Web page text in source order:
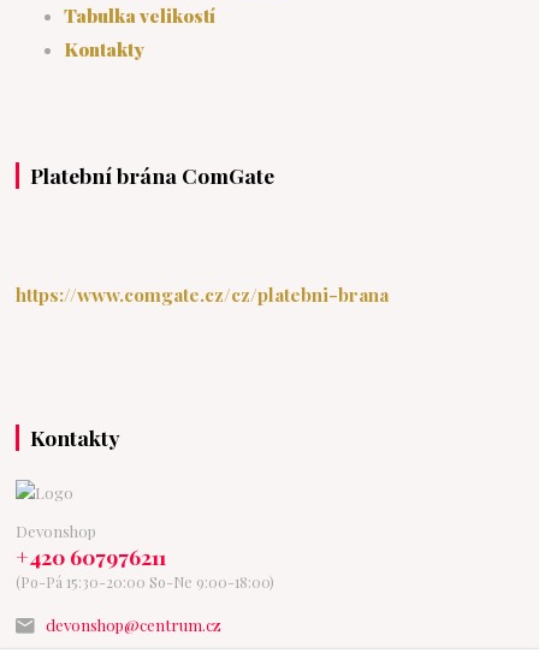
Tabulka velikostí
Kontakty
Platební brána ComGate
https://www.comgate.cz/cz/platebni-brana
Kontakty
Devonshop
+420 607976211
(Po-Pá 15:30-20:00 So-Ne 9:00-18:00)
devonshop@centrum.cz